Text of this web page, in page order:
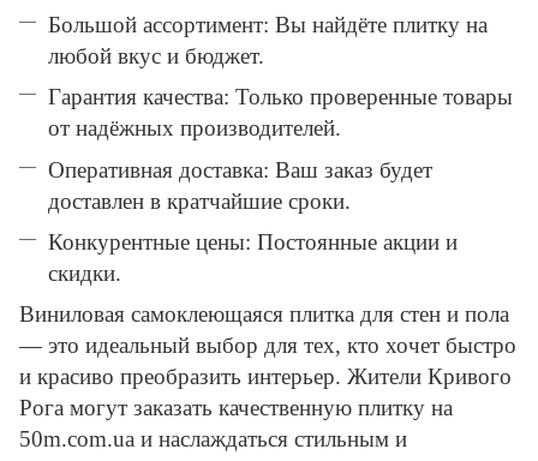
Большой ассортимент: Вы найдёте плитку на
любой вкус и бюджет.
Гарантия качества: Только проверенные товары
от надёжных производителей.
Оперативная доставка: Ваш заказ будет
доставлен в кратчайшие сроки.
Конкурентные цены: Постоянные акции и
скидки.
Виниловая самоклеющаяся плитка для стен и пола
— это идеальный выбор для тех, кто хочет быстро
и красиво преобразить интерьер. Жители Кривого
Рога могут заказать качественную плитку на
50m.com.ua и наслаждаться стильным и